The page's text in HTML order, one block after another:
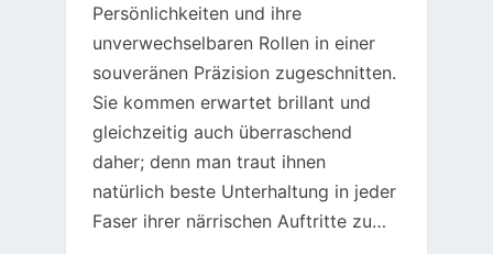
Persönlichkeiten und ihre
unverwechselbaren Rollen in einer
souveränen Präzision zugeschnitten.
Sie kommen erwartet brillant und
gleichzeitig auch überraschend
daher; denn man traut ihnen
natürlich beste Unterhaltung in jeder
Faser ihrer närrischen Auftritte zu…